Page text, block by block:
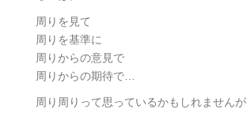
周りを見て
周りを基準に
周りからの意見で
周りからの期待で…
周り周りって思っているかもしれませんが